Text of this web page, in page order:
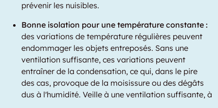
prévenir les nuisibles.
Bonne isolation pour une température constante :
des variations de température régulières peuvent
endommager les objets entreposés. Sans une
ventilation suffisante, ces variations peuvent
entraîner de la condensation, ce qui, dans le pire
des cas, provoque de la moisissure ou des dégâts
dus à l'humidité. Veille à une ventilation suffisante, à